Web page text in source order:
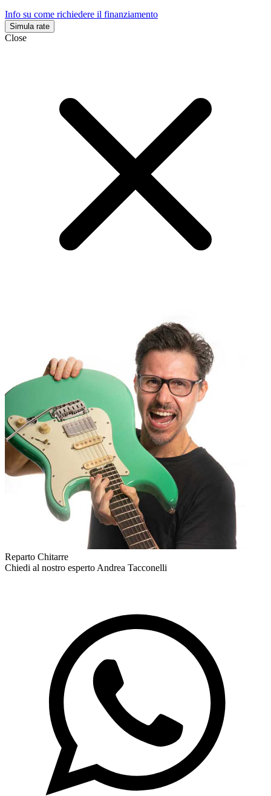
Info su come richiedere il finanziamento
Simula rate
Close
Reparto Chitarre
Chiedi al nostro espertoAndrea Tacconelli